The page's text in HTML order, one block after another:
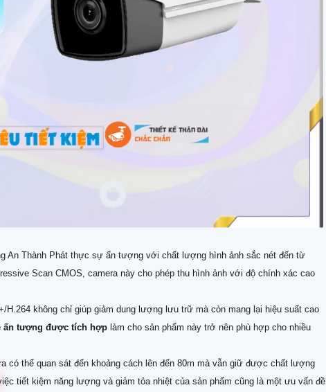
An Thành Phát thực sự ấn tượng với chất lượng hình ảnh sắc nét đến từ
Scan CMOS, camera này cho phép thu hình ảnh với độ chính xác cao
H.264 không chỉ giúp giảm dung lượng lưu trữ mà còn mang lại hiệu suất cao
ấn tượng được tích hợp làm cho sản phẩm này trở nên phù hợp cho nhiều
có thể quan sát đến khoảng cách lên đến 80m mà vẫn giữ được chất lượng
tiết kiệm năng lượng và giảm tỏa nhiệt của sản phẩm cũng là một ưu vấn đề